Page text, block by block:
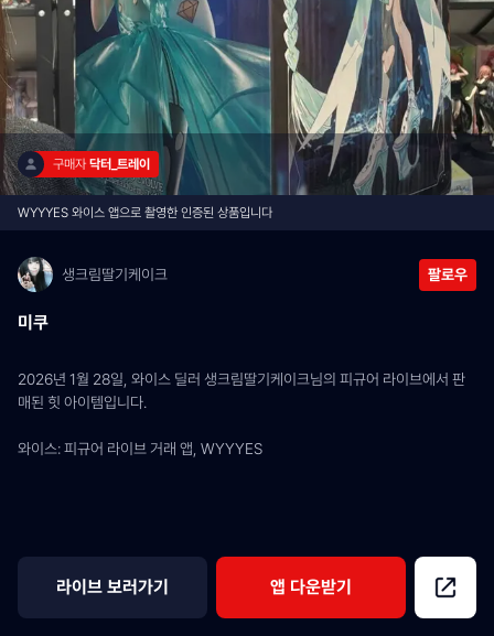
구매자 닥터_트레이
WYYYES 와이스 앱으로 촬영한 인증된 상품입니다
생크림딸기케이크 팔로우
미쿠
2026년 1월 28일, 와이스 딜러 생크림딸기케이크님의 피규어 라이브에서 판
매된 힛 아이템입니다.
와이스: 피규어 라이브 거래 앱, WYYYES
라이브 보러가기 앱 다운받기